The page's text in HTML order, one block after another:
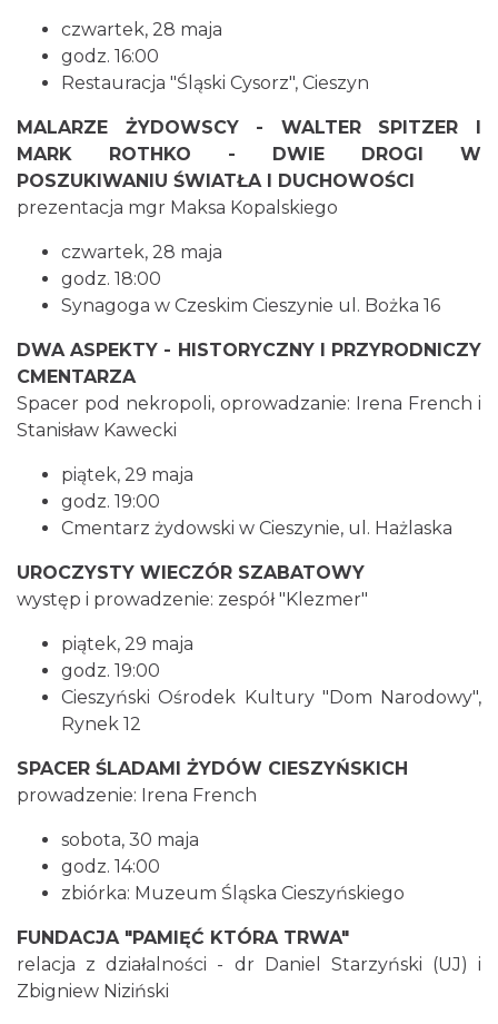
2026-08-23
1.66 km
Cieszyn
Cieszyn
2026-08-09
1.66 km
Cieszyn
czwartek, 28 maja
godz. 16:00
Restauracja "Śląski Cysorz", Cieszyn
MALARZE ŻYDOWSCY - WALTER SPITZER I
MARK ROTHKO - DWIE DROGI W
POSZUKIWANIU ŚWIATŁA I DUCHOWOŚCI
prezentacja mgr Maksa Kopalskiego
czwartek, 28 maja
godz. 18:00
Synagoga w Czeskim Cieszynie ul. Bożka 16
DWA ASPEKTY - HISTORYCZNY I PRZYRODNICZY
CMENTARZA
Spacer pod nekropoli, oprowadzanie: Irena French i
Stanisław Kawecki
piątek, 29 maja
godz. 19:00
Cmentarz żydowski w Cieszynie, ul. Hażlaska
UROCZYSTY WIECZÓR SZABATOWY
występ i prowadzenie: zespół "Klezmer"
piątek, 29 maja
godz. 19:00
Cieszyński Ośrodek Kultury "Dom Narodowy",
Rynek 12
SPACER ŚLADAMI ŻYDÓW CIESZYŃSKICH
prowadzenie: Irena French
sobota, 30 maja
godz. 14:00
zbiórka: Muzeum Śląska Cieszyńskiego
FUNDACJA "PAMIĘĆ KTÓRA TRWA"
relacja z działalności - dr Daniel Starzyński (UJ) i
Zbigniew Niziński